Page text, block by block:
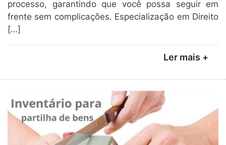
processo, garantindo que você possa seguir em
frente sem complicações. Especialização em Direito
[…]
Ler mais +